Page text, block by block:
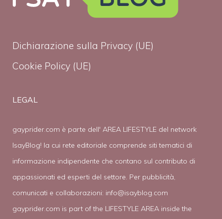
Dichiarazione sulla Privacy (UE)
Cookie Policy (UE)
LEGAL
gayprider.com è parte dell' AREA LIFESTYLE del network
IsayBlog! la cui rete editoriale comprende siti tematici di
informazione indipendente che contano sul contributo di
appassionati ed esperti del settore. Per pubblicità,
comunicati e collaborazioni: info@isayblog.com
gayprider.com is part of the LIFESTYLE AREA inside the